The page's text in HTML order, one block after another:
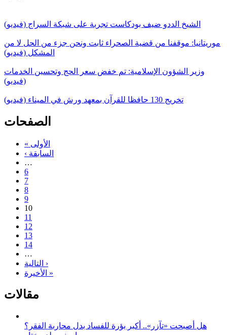
الشيخ الددو ضيف بودكاست تجربة على شبكة السراج (فيديو)
موريتانيا: موقفنا من قضية الصحراء ثابت ونحن جزء من الحل لا من
المشكل (فيديو)
وزير الشؤون الإسلامية: تم خفض سعر الحج وتحسين الخدمات
(فيديو)
تخريج 130 حافظا للقرآن بمعهد ورش في الميناء (فيديو)
الصفحات
« الأولى
‹ السابقة
…
6
7
8
9
10
11
12
13
14
…
التالية ›
الأخيرة »
مقالات
هل أصبحت «تآزر».. أكبر بؤرة للفساد بدل محاربة الفقر؟